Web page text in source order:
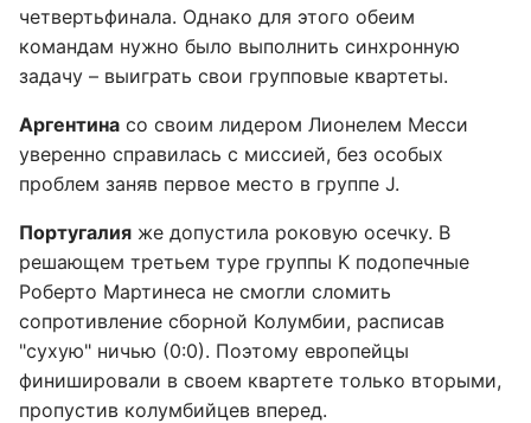
четвертьфинала. Однако для этого обеим
командам нужно было выполнить синхронную
задачу – выиграть свои групповые квартеты.
Аргентина со своим лидером Лионелем Месси
уверенно справилась с миссией, без особых
проблем заняв первое место в группе J.
Португалия же допустила роковую осечку. В
решающем третьем туре группы K подопечные
Роберто Мартинеса не смогли сломить
сопротивление сборной Колумбии, расписав
"сухую" ничью (0:0). Поэтому европейцы
финишировали в своем квартете только вторыми,
пропустив колумбийцев вперед.